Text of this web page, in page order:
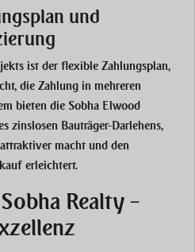
und
ist derflexible Zahlungsplan,
die Zahlung in mehreren
bieten die Sobha Elwood
zinslosen Bauträger-Darlehens,
macht und den
erleichtert.
Realty –